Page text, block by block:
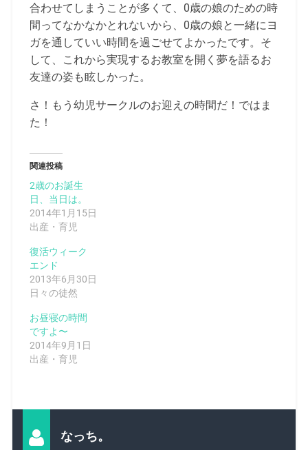
合わせてしまうことが多くて、0歳の娘のための時
間ってなかなかとれないから、0歳の娘と一緒にヨ
ガを通していい時間を過ごせてよかったです。そ
して、これから実現するお教室を開く夢を語るお
友達の姿も眩しかった。
さ！もう幼児サークルのお迎えの時間だ！ではま
た！
関連投稿
2歳のお誕生
日、当日は。
2014年1月15日
出産・育児
復活ウィーク
エンド
2013年6月30日
日々の徒然
お昼寝の時間
ですよ〜
2014年9月1日
出産・育児
なっち。